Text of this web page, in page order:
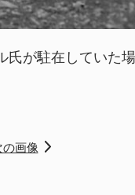
氏が駐在していた
の画像